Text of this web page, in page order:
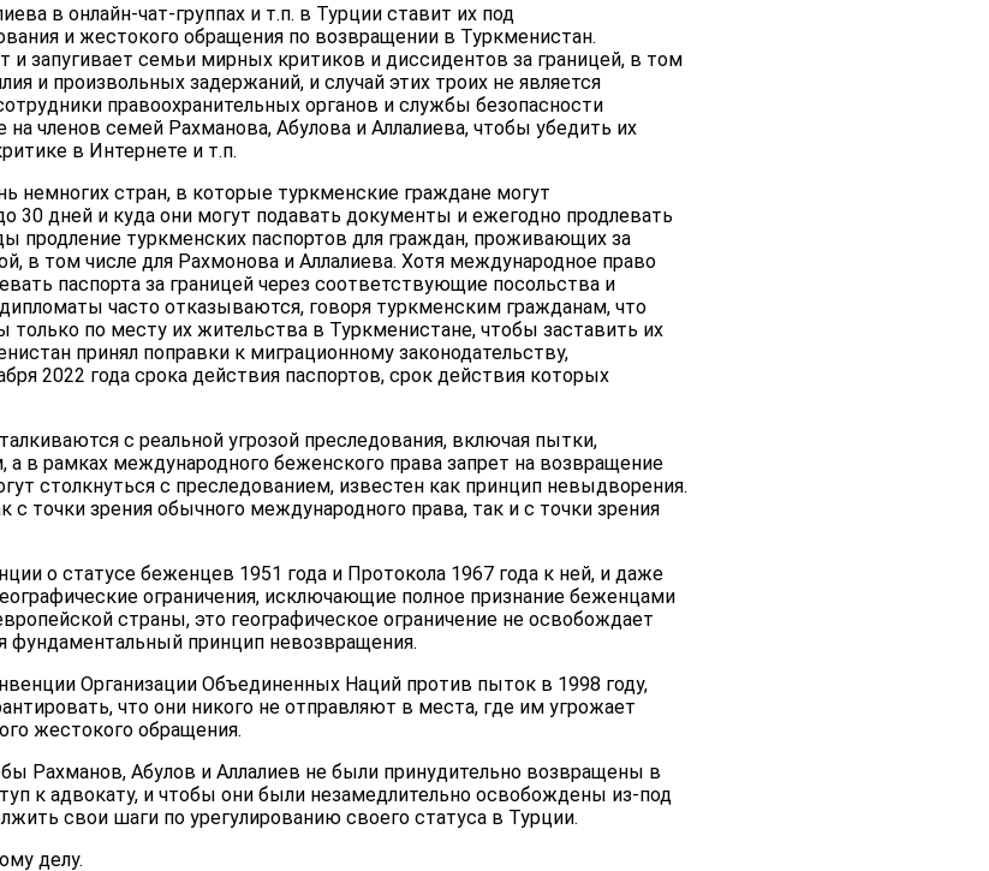
в онлайн-чат-группах и т.п. в Турции ставит их под
и жестокого обращения по возвращении в Туркменистан.
и запугивает семьи мирных критиков и диссидентов за границей, в том
и произвольных задержаний, и случай этих троих не является
правоохранительных органов и службы безопасности
членов семей Рахманова, Абулова и Аллалиева, чтобы убедить их
в Интернете и т.п.
немногих стран, в которые туркменские граждане могут
30 дней и куда они могут подавать документы и ежегодно продлевать
продление туркменских паспортов для граждан, проживающих за
в том числе для Рахмонова и Аллалиева. Хотя международное право
паспорта за границей через соответствующие посольства и
часто отказываются, говоря туркменским гражданам, что
по месту их жительства в Туркменистане, чтобы заставить их
принял поправки к миграционному законодательству,
2022 года срока действия паспортов, срок действия которых
с реальной угрозой преследования, включая пытки,
в рамках международного беженского права запрет на возвращение
столкнуться с преследованием, известен как принцип невыдворения.
с точки зрения обычного международного права, так и с точки зрения
о статусе беженцев 1951 года и Протокола 1967 года к ней, и даже
ограничения, исключающие полное признание беженцами
страны, это географическое ограничение не освобождает
фундаментальный принцип невозвращения.
Организации Объединенных Наций против пыток в 1998 году,
что они никого не отправляют в места, где им угрожает
жестокого обращения.
Рахманов, Абулов и Аллалиев не были принудительно возвращены в
к адвокату, и чтобы они были незамедлительно освобождены из-под
свои шаги по урегулированию своего статуса в Турции.
делу.